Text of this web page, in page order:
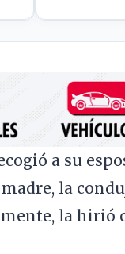
a su
la
la hirió